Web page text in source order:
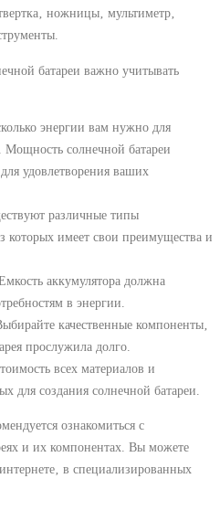
ножницы‚ мультиметр‚
батареи важно учитывать
энергии вам нужно для
солнечной батареи
удовлетворения ваших
различные типы
которых имеет свои преимущества и
аккумулятора должна
в энергии.
качественные компоненты‚
прослужила долго.
всех материалов и
для создания солнечной батареи.
ознакомиться с
и их компонентах. Вы можете
в специализированных